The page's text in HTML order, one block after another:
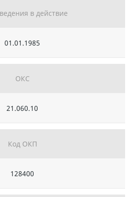
в действие
01.01.1985
ОКС
21.060.10
Код ОКП
128400